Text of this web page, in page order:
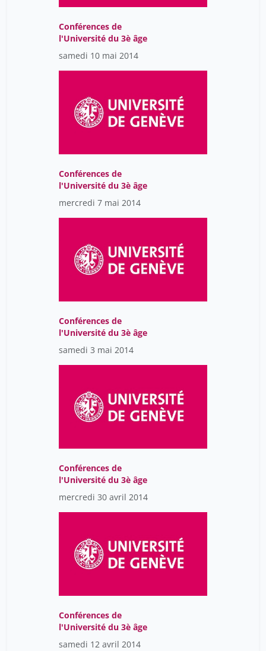
Conférences de
l'Université du 3è âge
samedi 10 mai 2014
Conférences de
l'Université du 3è âge
mercredi 7 mai 2014
Conférences de
l'Université du 3è âge
samedi 3 mai 2014
Conférences de
l'Université du 3è âge
mercredi 30 avril 2014
Conférences de
l'Université du 3è âge
samedi 12 avril 2014